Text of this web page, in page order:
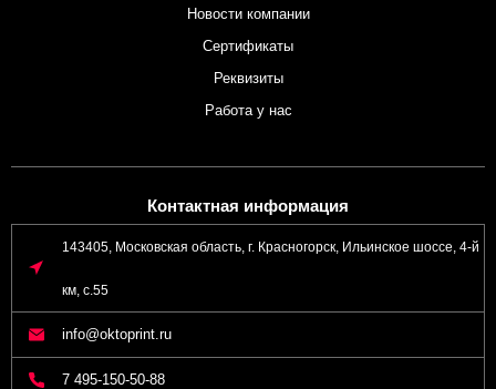
Новости компании
Сертификаты
Реквизиты
Работа у нас
Контактная информация
143405, Московская область, г. Красногорск, Ильинское шоссе, 4-й
км, с.55
info@oktoprint.ru
7 495-150-50-88